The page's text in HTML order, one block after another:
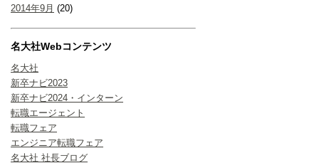
2014年9月 (20)
名大社Webコンテンツ
名大社
新卒ナビ2023
新卒ナビ2024・インターン
転職エージェント
転職フェア
エンジニア転職フェア
名大社 社長ブログ